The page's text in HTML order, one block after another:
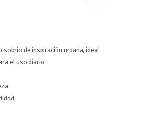
sobrio de inspiración urbana, ideal
el uso diario.